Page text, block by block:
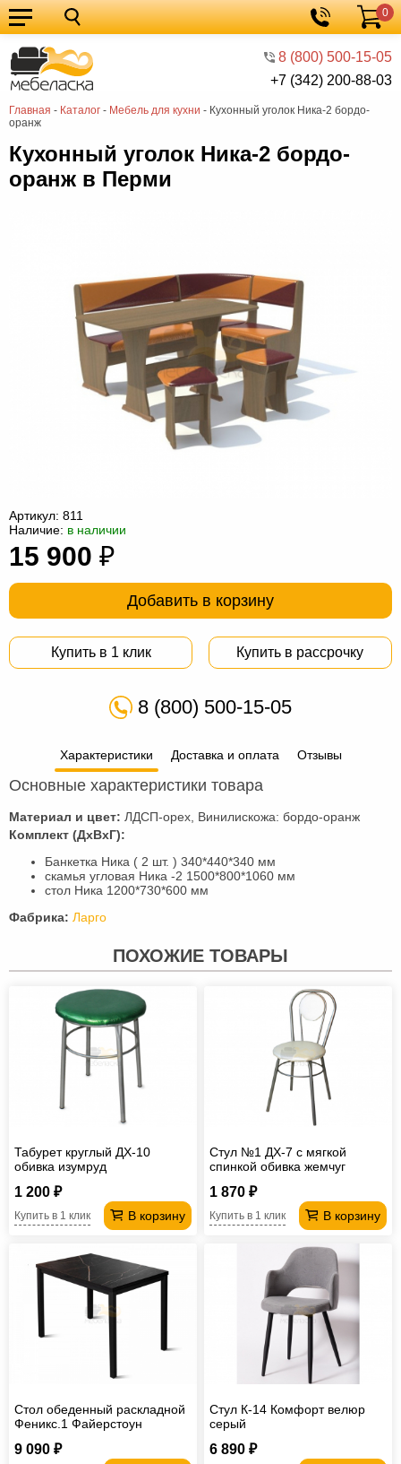
8 (800) 500-15-05
+7 (342) 200-88-03
Корзина
0
Главная - Каталог - Мебель для кухни - Кухонный уголок Ника-2 бордо-
оранж
Кухонные
гарнитуры
Мебель
для
кухни
Мебель
для
спальни
Кровати
Шкафы
Диваны
ванной
трансформер
Матрасы
Кресла-
ротанга
мебель
Косметологическое
Кухонный уголок Ника-2 бордо-
оранж в Перми
Артикул: 811
Наличие: в наличии
15 900 ₽
Добавить в корзину
Купить в 1 клик Купить в рассрочку
8 (800) 500-15-05
Характеристики Доставка и оплата Отзывы
Основные характеристики товара
Материал и цвет: ЛДСП-орех, Винилискожа: бордо-оранж
Комплект (ДхВхГ):
Банкетка Ника ( 2 шт. ) 340*440*340 мм
скамья угловая Ника -2 1500*800*1060 мм
стол Ника 1200*730*600 мм
Фабрика: Ларго
ПОХОЖИЕ ТОВАРЫ
Табурет круглый ДХ-10
обивка изумруд
1 200 ₽
В корзину
Купить в 1 клик
Стул №1 ДХ-7 с мягкой
спинкой обивка жемчуг
1 870 ₽
В корзину
Купить в 1 клик
Стол обеденный раскладной
Феникс.1 Файерстоун
9 090 ₽
Стул К-14 Комфорт велюр
серый
6 890 ₽